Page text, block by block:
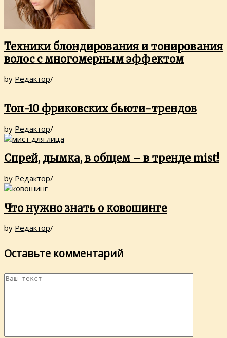
Техники блондирования и тонирования
волос с многомерным эффектом
by Редактор/
Топ-10 фриковских бьюти-трендов
by Редактор/
Спрей, дымка, в общем – в тренде mist!
by Редактор/
Что нужно знать о ковошинге
by Редактор/
Оставьте комментарий